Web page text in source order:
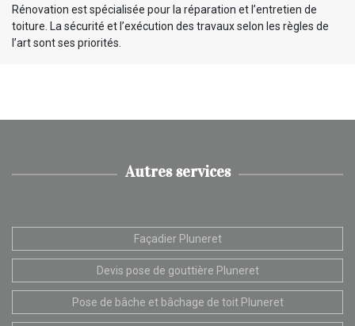
Rénovation est spécialisée pour la réparation et l’entretien de
toiture. La sécurité et l’exécution des travaux selon les règles de
l’art sont ses priorités.
Autres services
Façadier Pluneret
Devis pose de gouttière Pluneret
Pose de bâche et bâchage de toit Pluneret